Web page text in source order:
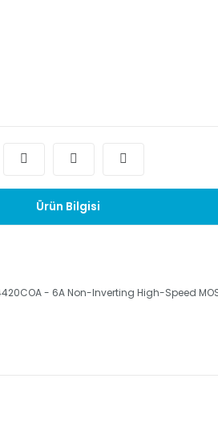
Ürün Bilgisi
- 6A Non-Inverting High-Speed